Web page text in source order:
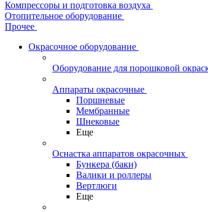
Компрессоры и подготовка воздуха
Отопительное оборудование
Прочее
Окрасочное оборудование
Оборудование для порошковой
Аппараты окрасочные
Поршневые
Мембранные
Шнековые
Еще
Оснастка аппаратов окрасочных
Бункера (баки)
Валики и роллеры
Вертлюги
Еще